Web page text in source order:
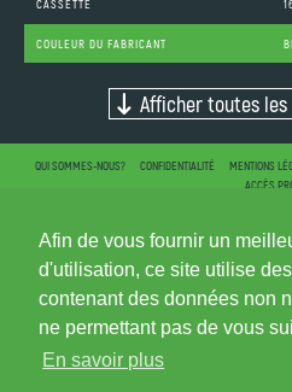
Afin de vous fournir un
d'utilisation, ce site utilise
contenant des données non
ne permettant pas de vous
En savoir plus
CASSETTE
COULEUR DU FABRICANT
Afficher toutes les
QUI SOMMES-NOUS? CONFIDENTIALITÉ MENTIONS
ACCÈS